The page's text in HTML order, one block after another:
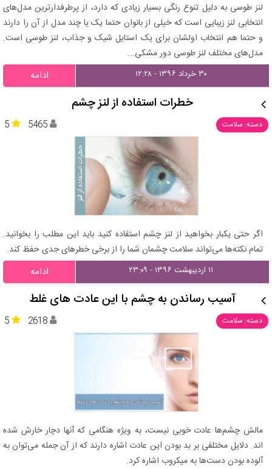
لنز طوسی به دلیل تنوع رنگی بسیار زیادی که دارد، از پرطرفدارترین مدل‌های
انتخابی لنز زیبایی است که خیلی از بانوان حتما یک یا چند مدل از آن را دارند
و حتما هم انتخاب اولشان برای یک استایل شیک و جذاب، لنز طوسی است.
مدل‌های مختلف لنز طوسی دور مشکی...
۳۰ خرداد ۱۳۹۶ - ۱۲:۲۸ ادامه
خطرات استفاده از لنز چشم
دسته: سلامت 5 5465
اگر حتی یكبار بخواهید از لنز چشم استفاده كنید باید این مطلب را بخوانید.
تمام نكته‌ها می‌تواند سلامت چشمان شما را از برخی خطرهای جدی حفظ كند.
۱۱ اردیبهشت ۱۳۹۶ - ۲۳:۰۹ ادامه
آسیب رساندن به چشم با این عادت های غلط
دسته: سلامت 5 2618
مالش چشم‌ها عادت خوبی نیست، به ویژه هنگامی که آنها دچار خارش شده
اند. دلایل مختلفی بر بد بودن این عادت اشاره دارند که از آن جمله می‌توان به
آلوده بودن دست‌ها به میکروب‌ اشاره کرد.